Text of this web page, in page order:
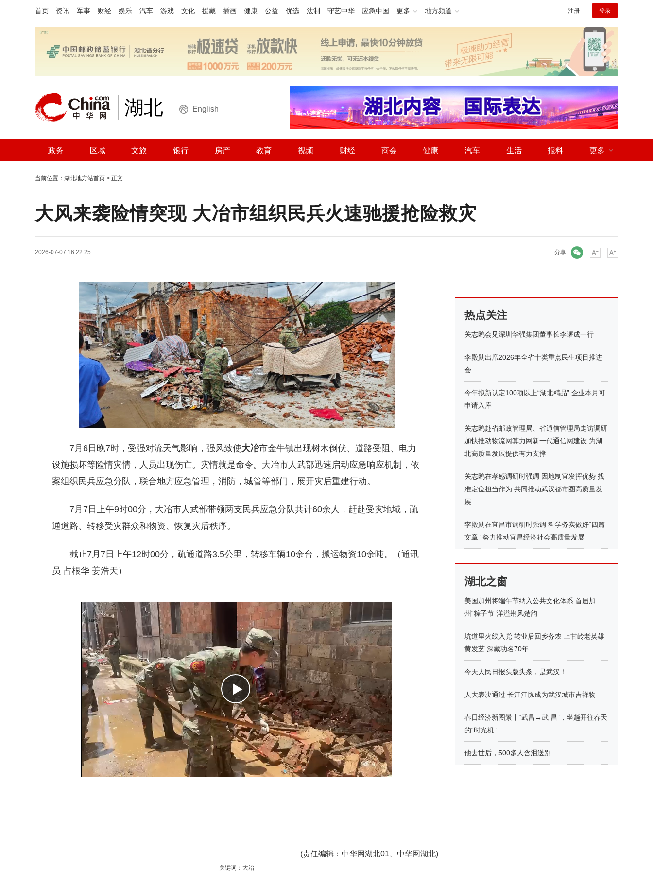
首页 资讯 军事 财经 娱乐 汽车 游戏 文化 援藏 插画 健康 公益 优选 法制 守艺中华 应急中国 更多 地方频道 注册 登录
湖北 English
政务 区域 文旅 银行 房产 教育 视频 财经 商会 健康 汽车 生活 报料 更多
当前位置： 湖北地方站首页 > 正文
大风来袭险情突现 大冶市组织民兵火速驰援抢险救灾
2026-07-07 16:22:25 分享
7月6日晚7时，受强对流天气影响，强风致使大冶市金牛镇出现树木倒伏、道路受阻、电力
设施损坏等险情灾情，人员出现伤亡。灾情就是命令。大冶市人武部迅速启动应急响应机制，依
案组织民兵应急分队，联合地方应急管理，消防，城管等部门，展开灾后重建行动。
7月7日上午9时00分，大冶市人武部带领两支民兵应急分队共计60余人，赶赴受灾地域，疏
通道路、转移受灾群众和物资、恢复灾后秩序。
截止7月7日上午12时00分，疏通道路3.5公里，转移车辆10余台，搬运物资10余吨。（通讯
员 占根华 姜浩天）
(责任编辑 ：中华网湖北01、中华网湖北)
关键词：大冶
热点关注
关志鸥会见深圳华强集团董事长李曙成一行
李殿勋出席2026年全省十类重点民生项目推进
会
今年拟新认定100项以上“湖北精品” 企业本月可
申请入库
关志鸥赴省邮政管理局、省通信管理局走访调研
加快推动物流网算力网新一代通信网建设 为湖
北高质量发展提供有力支撑
关志鸥在孝感调研时强调 因地制宜发挥优势 找
准定位担当作为 共同推动武汉都市圈高质量发
展
李殿勋在宜昌市调研时强调 科学务实做好“四篇
文章” 努力推动宜昌经济社会高质量发展
湖北之窗
美国加州将端午节纳入公共文化体系 首届加
州“粽子节”洋溢荆风楚韵
坑道里火线入党 转业后回乡务农 上甘岭老英雄
黄发芝 深藏功名70年
今天人民日报头版头条，是武汉！
人大表决通过 长江江豚成为武汉城市吉祥物
春日经济新图景丨“武昌→武 昌”，坐趟开往春天
的“时光机”
他去世后，500多人含泪送别